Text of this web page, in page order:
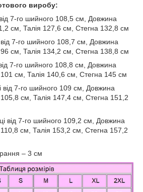
виробу:
7-го шийного 108,5 см, Довжина
см, Талія 127,6 см, Стегна 132,8 см
7-го шийного 108,7 см, Довжина
см, Талія 134,2 см, Стегна 138,8 см
7-го шийного 108,8 см, Довжина
см, Талія 140,6 см, Стегна 145 см
від 7-го шийного 109 см, Довжина
см, Талія 147,4 см, Стегна 151,2
від 7-го шийного 109,2 см, Довжина
см, Талія 153,2 см, Стегна 157,2
– 3 см